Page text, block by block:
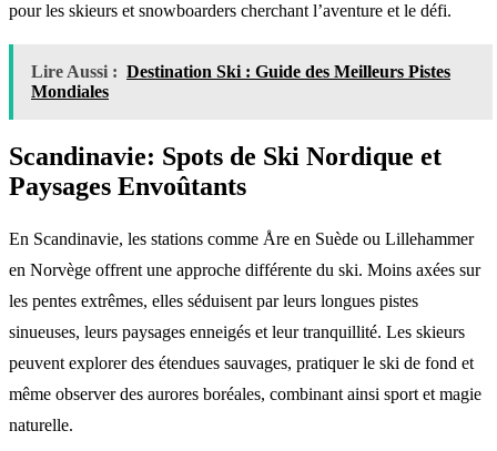
pour les skieurs et snowboarders cherchant l’aventure et le défi.
Lire Aussi : Destination Ski : Guide des Meilleurs Pistes
Mondiales
Scandinavie: Spots de Ski Nordique et
Paysages Envoûtants
En Scandinavie, les stations comme Åre en Suède ou Lillehammer
en Norvège offrent une approche différente du ski. Moins axées sur
les pentes extrêmes, elles séduisent par leurs longues pistes
sinueuses, leurs paysages enneigés et leur tranquillité. Les skieurs
peuvent explorer des étendues sauvages, pratiquer le ski de fond et
même observer des aurores boréales, combinant ainsi sport et magie
naturelle.